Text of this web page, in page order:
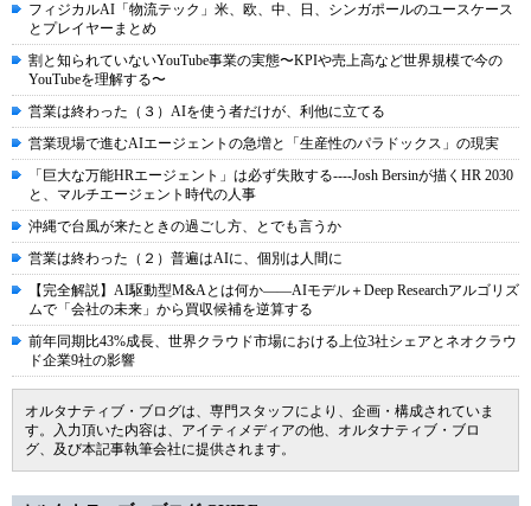
フィジカルAI「物流テック」米、欧、中、日、シンガポールのユースケース
とプレイヤーまとめ
割と知られていないYouTube事業の実態〜KPIや売上高など世界規模で今の
YouTubeを理解する〜
営業は終わった（３）AIを使う者だけが、利他に立てる
営業現場で進むAIエージェントの急増と「生産性のパラドックス」の現実
「巨大な万能HRエージェント」は必ず失敗する----Josh Bersinが描くHR 2030
と、マルチエージェント時代の人事
沖縄で台風が来たときの過ごし方、とでも言うか
営業は終わった（２）普遍はAIに、個別は人間に
【完全解説】AI駆動型M&Aとは何か――AIモデル＋Deep Researchアルゴリズ
ムで「会社の未来」から買収候補を逆算する
前年同期比43%成長、世界クラウド市場における上位3社シェアとネオクラウ
ド企業9社の影響
オルタナティブ・ブログは、専門スタッフにより、企画・構成されていま
す。入力頂いた内容は、アイティメディアの他、オルタナティブ・ブロ
グ、及び本記事執筆会社に提供されます。